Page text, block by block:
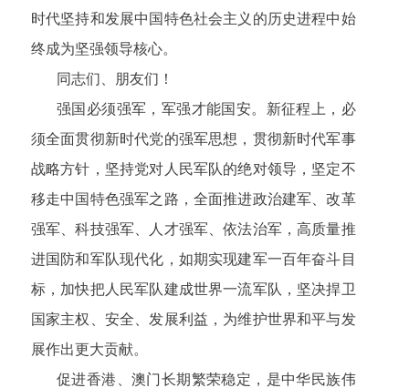
时代坚持和发展中国特色社会主义的历史进程中始
终成为坚强领导核心。
同志们、朋友们！
强国必须强军，军强才能国安。新征程上，必
须全面贯彻新时代党的强军思想，贯彻新时代军事
战略方针，坚持党对人民军队的绝对领导，坚定不
移走中国特色强军之路，全面推进政治建军、改革
强军、科技强军、人才强军、依法治军，高质量推
进国防和军队现代化，如期实现建军一百年奋斗目
标，加快把人民军队建成世界一流军队，坚决捍卫
国家主权、安全、发展利益，为维护世界和平与发
展作出更大贡献。
促进香港、澳门长期繁荣稳定，是中华民族伟